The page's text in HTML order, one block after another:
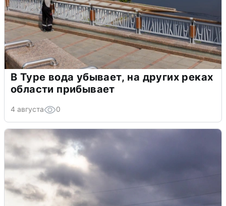
В Туре вода убывает, на других реках
области прибывает
4 августа 0